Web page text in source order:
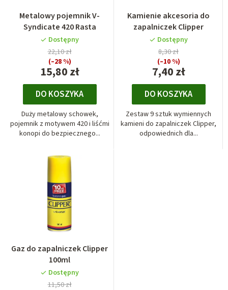
Metalowy pojemnik V-
Syndicate 420 Rasta
Dostępny
15,80 zł
22,10 zł
(–28 %)
DO KOSZYKA
Duży metalowy schowek,
pojemnik z motywem 420 i liśćmi
konopi do bezpiecznego...
Kamienie akcesoria do
zapalniczek Clipper
Dostępny
7,40 zł
8,30 zł
(–10 %)
DO KOSZYKA
Zestaw 9 sztuk wymiennych
kamieni do zapalniczek Clipper,
odpowiednich dla...
Gaz do zapalniczek Clipper
100ml
Dostępny
11,50 zł